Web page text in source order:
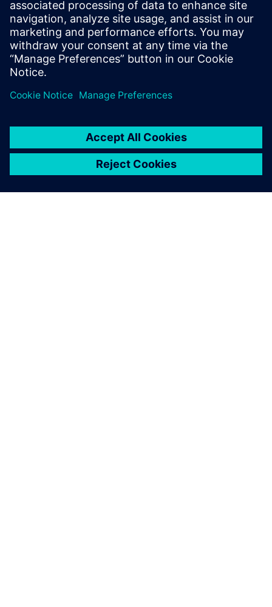
方案可将多物理场设计、仿
真、测试和现场数据分析整合
到统一、互联的工作流程中，
从而能够以更低的成本更快生
成精确的结果。